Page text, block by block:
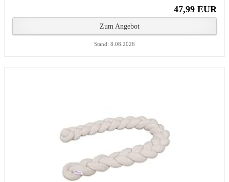
47,99 EUR
Zum Angebot
Stand: 8.08.2026